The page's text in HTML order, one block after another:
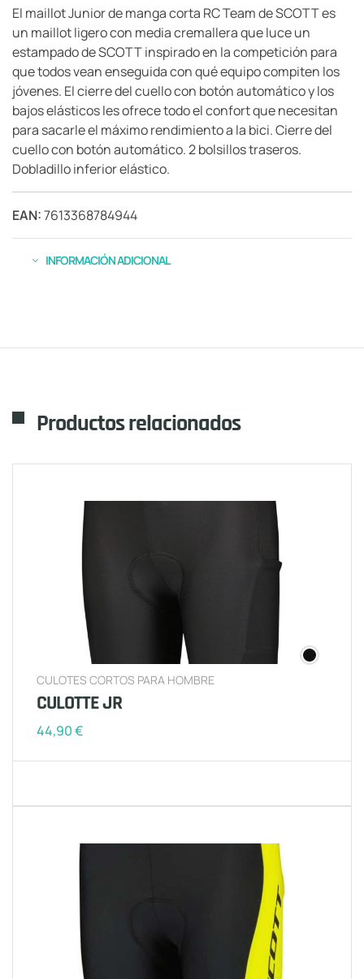
El maillot Junior de manga corta RC Team de SCOTT es
un maillot ligero con media cremallera que luce un
estampado de SCOTT inspirado en la competición para
que todos vean enseguida con qué equipo compiten los
jóvenes. El cierre del cuello con botón automático y los
bajos elásticos les ofrece todo el confort que necesitan
para sacarle el máximo rendimiento a la bici. Cierre del
cuello con botón automático. 2 bolsillos traseros.
Dobladillo inferior elástico.
EAN:7613368784944
INFORMACIÓN ADICIONAL
Productos relacionados
CULOTES CORTOS PARA HOMBRE
CULOTTE JR
44,90€